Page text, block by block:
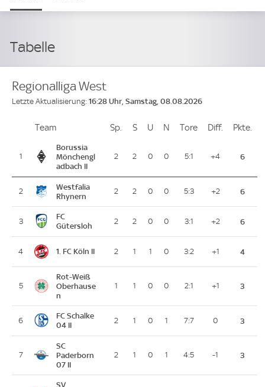
Tabelle
Regionalliga West
Letzte Aktualisierung: 16:28 Uhr, Samstag, 08.08.2026
PlatzTeam Sp. Spiele
SSiege
U Unentschieden
N Niederlagen
Tore ToreDiff. Differenz
Pkte.
1
Borussia
Mönchengl
adbach II
2 2 0 0 5:1 +4 6
2
Westfalia
Rhynern
2 2 0 0 5:3 +2 6
3
FC
Gütersloh
2 2 0 0 3:1 +2 6
4 1. FC Köln II 2 1 1 0 3:2 +1 4
5
Rot-Weiß
Oberhause
n
1 1 0 0 2:1 +1 3
6
FC Schalke
04 II
2 1 0 1 7:7 0 3
7
SC
Paderborn
07 II
2 1 0 1 4:5 -1 3
SV